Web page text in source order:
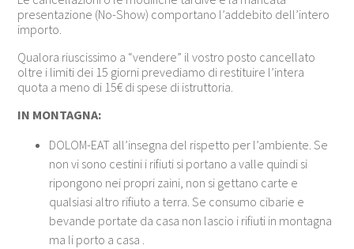
presentazione (No-Show) comportano l’addebito dell’intero
importo.
Qualora riuscissimo a “vendere” il vostro posto cancellato
oltre i limiti dei 15 giorni prevediamo di restituire l’intera
quota a meno di 15€ di spese di istruttoria.
IN MONTAGNA:
DOLOM-EAT all’insegna del rispetto per l’ambiente. Se
non vi sono cestini i rifiuti si portano a valle quindi si
ripongono nei propri zaini, non si gettano carte e
qualsiasi altro rifiuto a terra. Se consumo cibarie e
bevande portate da casa non lascio i rifiuti in montagna
ma li porto a casa .